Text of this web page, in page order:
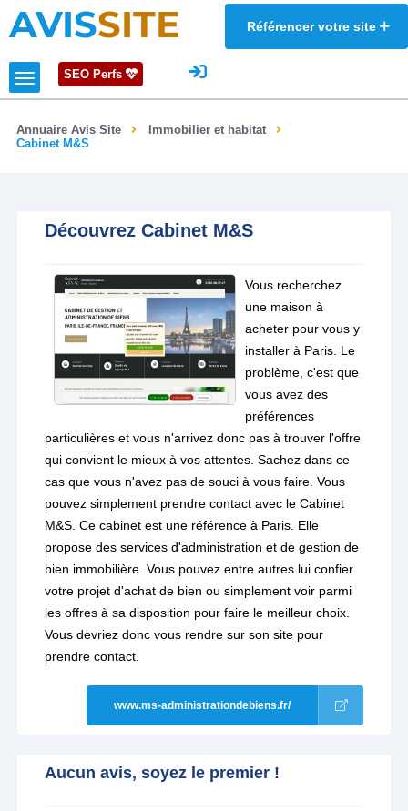
AVISSITE Référencer votre site
SEO Perfs
Annuaire Avis Site
Immobilier et habitat
Cabinet M&S
Découvrez Cabinet M&S
Vous recherchez
une maison à
acheter pour vous y
installer à Paris. Le
problème, c'est que
vous avez des
préférences
particulières et vous n'arrivez donc pas à trouver l'offre
qui convient le mieux à vos attentes. Sachez dans ce
cas que vous n'avez pas de souci à vous faire. Vous
pouvez simplement prendre contact avec le Cabinet
M&S. Ce cabinet est une référence à Paris. Elle
propose des services d'administration et de gestion de
bien immobilière. Vous pouvez entre autres lui confier
votre projet d'achat de bien ou simplement voir parmi
les offres à sa disposition pour faire le meilleur choix.
Vous devriez donc vous rendre sur son site pour
prendre contact.
www.ms-administrationdebiens.fr/
Aucun avis, soyez le premier !